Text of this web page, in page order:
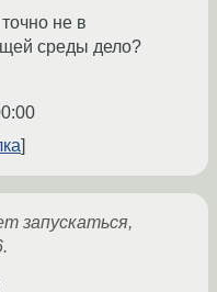
не в
среды дело?
запускаться,